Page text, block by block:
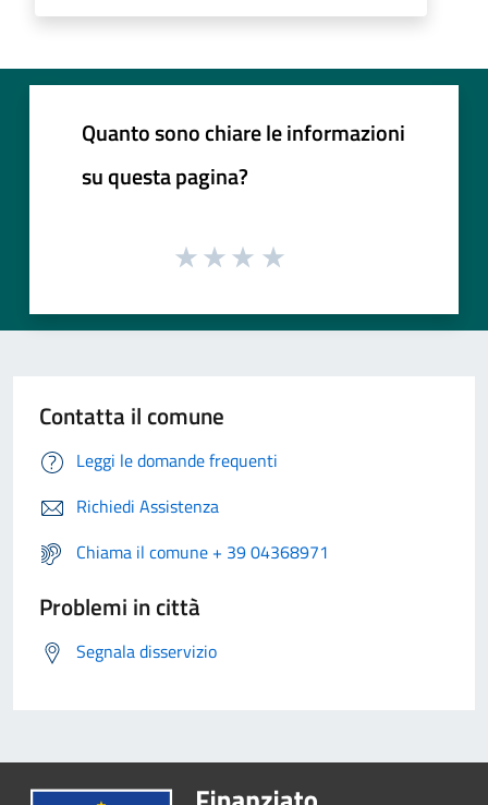
Quanto sono chiare le informazioni
su questa pagina?
Contatta il comune
Leggi le domande frequenti
Richiedi Assistenza
Chiama il comune + 39 04368971
Problemi in città
Segnala disservizio